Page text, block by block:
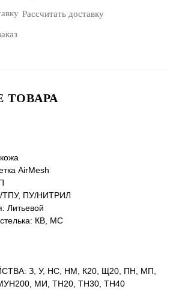
Рассчитать доставку
ТОВАРА
AirMesh
ТПУ, ПУ/НИТРИЛ
Литьевой
КВ, МС
З, У, НС, НМ, К20, Щ20, ПН, МП,
МИ, ТН20, ТН30, ТН40